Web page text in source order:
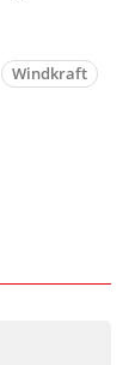
Windkraft